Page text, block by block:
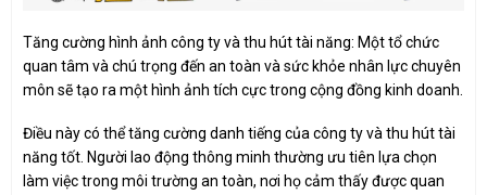
Tăng cường hình ảnh công ty và thu hút tài năng: Một tổ chức
quan tâm và chú trọng đến an toàn và sức khỏe nhân lực chuyên
môn sẽ tạo ra một hình ảnh tích cực trong cộng đồng kinh doanh.
Điều này có thể tăng cường danh tiếng của công ty và thu hút tài
năng tốt. Người lao động thông minh thường ưu tiên lựa chọn
làm việc trong môi trường an toàn, nơi họ cảm thấy được quan